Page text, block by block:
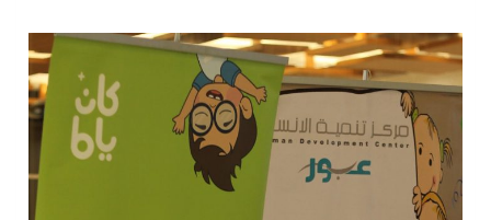
سمو ولي العهد يرأس جلسة مجلس الوزراء في جدة
سراة عبيدة ضمن المراكز الأفضل إعلاميا في أجاويد عسير والثاني في مسار الثقافة والتراث